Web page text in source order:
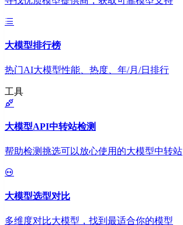
大模型排行榜
热门AI大模型性能、热度、年/月/日排行
工具
大模型API中转站检测
帮助检测挑选可以放心使用的大模型中转站
大模型选型对比
多维度对比大模型，找到最适合你的模型